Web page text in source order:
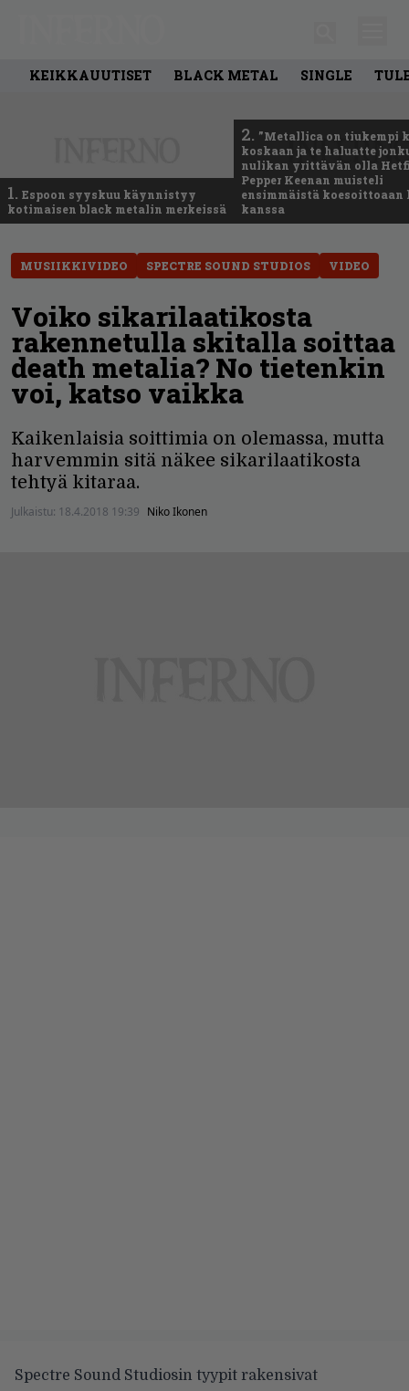
KEIKKAUUTISET BLACK METAL SINGLE
1. Espoon syyskuu käynnistyy
kotimaisen black metalin merkeissä
2. ”Metallica on tiukempi
koskaan ja te haluatte
nulikan yrittävän olla
Pepper Keenan muisteli
ensimmäistä
kanssa
MUSIIKKIVIDEO SPECTRE SOUND STUDIOS VIDEO
Voiko sikarilaatikosta
rakennetulla skitalla soittaa
death metalia? No tietenkin
voi, katso vaikka
Kaikenlaisia soittimia on olemassa, mutta
harvemmin sitä näkee sikarilaatikosta
tehtyä kitaraa.
Julkaistu: 18.4.2018 19:39 Niko Ikonen
Spectre Sound Studiosin tyypit rakensivat